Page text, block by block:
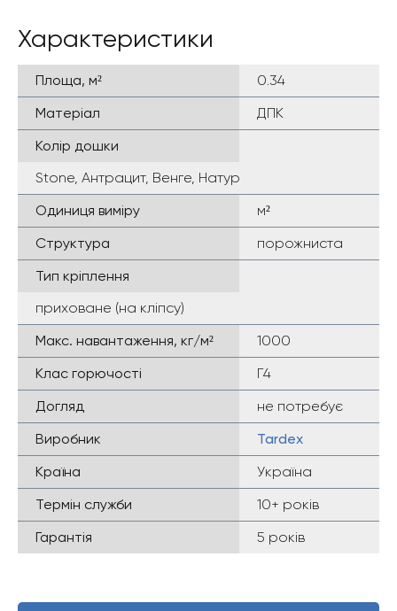
Характеристики
Площа, м²
0.34
Матеріал
ДПК
Колір дошки
Stone, Антрацит, Венге, Натур
Одиниця виміру
м²
Структура
порожниста
Тип кріплення
приховане (на кліпсу)
Макс. навантаження, кг/м²
1000
Клас горючості
Г4
Догляд
не потребує
Виробник
Tardex
Країна
Україна
Термін служби
10+ років
Гарантія
5 років